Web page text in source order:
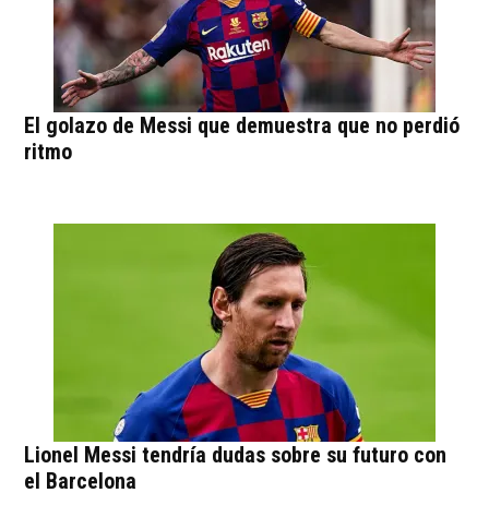
El golazo de Messi que demuestra que no perdió
ritmo
Lionel Messi tendría dudas sobre su futuro con
el Barcelona